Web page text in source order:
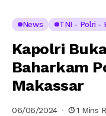
News TNI - Polri -
Kapolri
Baharkam
Makassar
06/06/2024 1 Mins